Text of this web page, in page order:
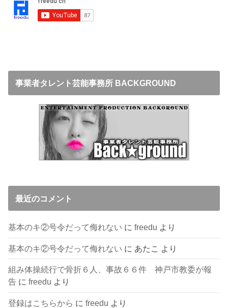
事業者タレント芸能事務所 BACKGROUND
最近のコメント
基本のキ②号令だって侮れない にfreedu より
基本のキ②号令だって侮れない に あたこ より
組み体操続行で骨折６人、事故６６件 神戸市教委が報
告 にfreedu より
登録はこちらから にfreedu より